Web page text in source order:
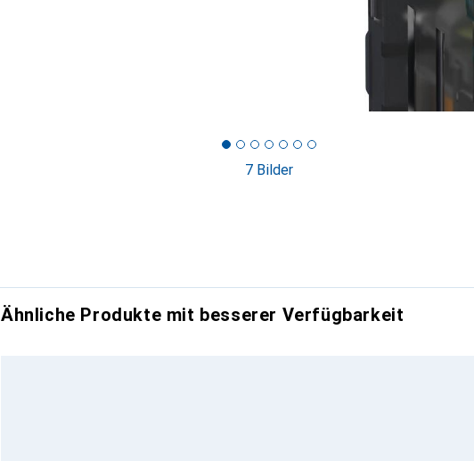
7 Bilder
Ähnliche Produkte mit besserer Verfügbarkeit